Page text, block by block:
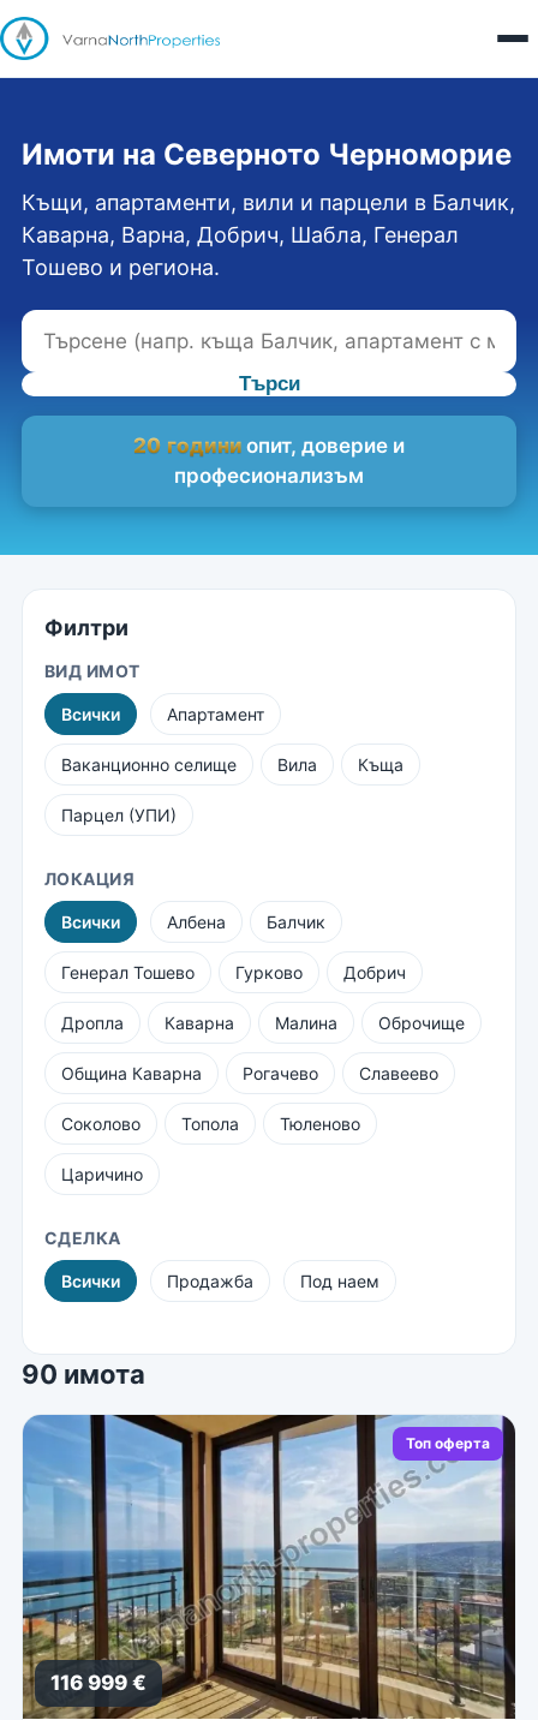
Имоти на Северното Черноморие
Къщи, апартаменти, вили и парцели в Балчик,
Каварна, Варна, Добрич, Шабла, Генерал
Тошево и региона.
Търси
20 години опит, доверие и
професионализъм
Филтри
ВИД ИМОТ
Всички Апартамент
Ваканционно селище Вила Къща
Парцел (УПИ)
ЛОКАЦИЯ
Всички Албена Балчик
Генерал Тошево Гурково Добрич
Дропла Каварна Малина Оброчище
Община Каварна Рогачево Славеево
Соколово Топола Тюленово
Царичино
СДЕЛКА
Всички Продажба Под наем
90 имота
Топ оферта
116 999 €